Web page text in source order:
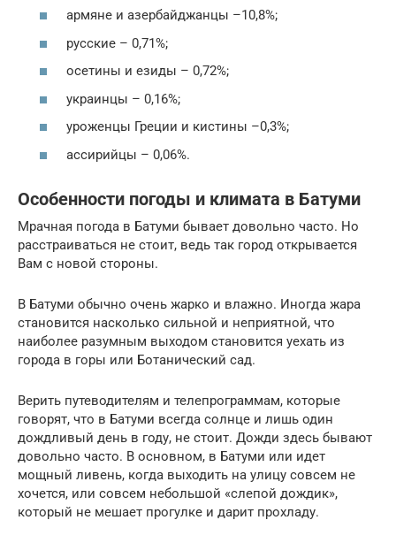
армяне и азербайджанцы –10,8%;
русские – 0,71%;
осетины и езиды – 0,72%;
украинцы – 0,16%;
уроженцы Греции и кистины –0,3%;
ассирийцы – 0,06%.
Особенности погоды и климата в Батуми
Мрачная погода в Батуми бывает довольно часто. Но
расстраиваться не стоит, ведь так город открывается
Вам с новой стороны.
В Батуми обычно очень жарко и влажно. Иногда жара
становится насколько сильной и неприятной, что
наиболее разумным выходом становится уехать из
города в горы или Ботанический сад.
Верить путеводителям и телепрограммам, которые
говорят, что в Батуми всегда солнце и лишь один
дождливый день в году, не стоит. Дожди здесь бывают
довольно часто. В основном, в Батуми или идет
мощный ливень, когда выходить на улицу совсем не
хочется, или совсем небольшой «слепой дождик»,
который не мешает прогулке и дарит прохладу.